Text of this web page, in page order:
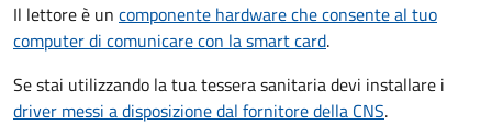
Il lettore è un componente hardware che consente al tuo
computer di comunicare con la smart card.
Se stai utilizzando la tua tessera sanitaria devi installare i
driver messi a disposizione dal fornitore della CNS.